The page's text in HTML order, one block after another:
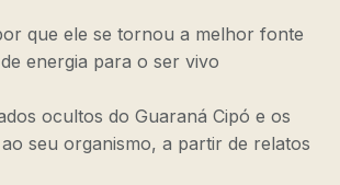
que ele se tornou a melhor fonte
energia para o ser vivo
ocultos do Guaraná Cipó e os
seu organismo, a partir de relatos